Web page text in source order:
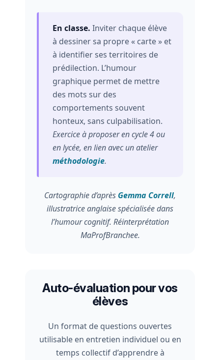
En classe. Inviter chaque élève
à dessiner sa propre « carte » et
à identifier ses territoires de
prédilection. L’humour
graphique permet de mettre
des mots sur des
comportements souvent
honteux, sans culpabilisation.
Exercice à proposer en cycle 4 ou
en lycée, en lien avec un atelier
méthodologie.
Cartographie d’après Gemma Correll,
illustratrice anglaise spécialisée dans
l’humour cognitif. Réinterprétation
MaProfBranchee.
Auto-évaluation pour vos
élèves
Un format de questions ouvertes
utilisable en entretien individuel ou en
temps collectif d’apprendre à